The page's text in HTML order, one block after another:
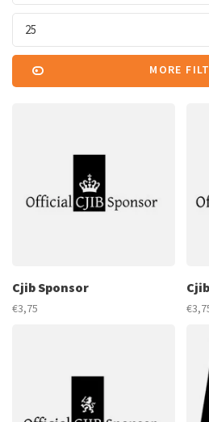
25
MORE
Cjib Sponsor
€3,75